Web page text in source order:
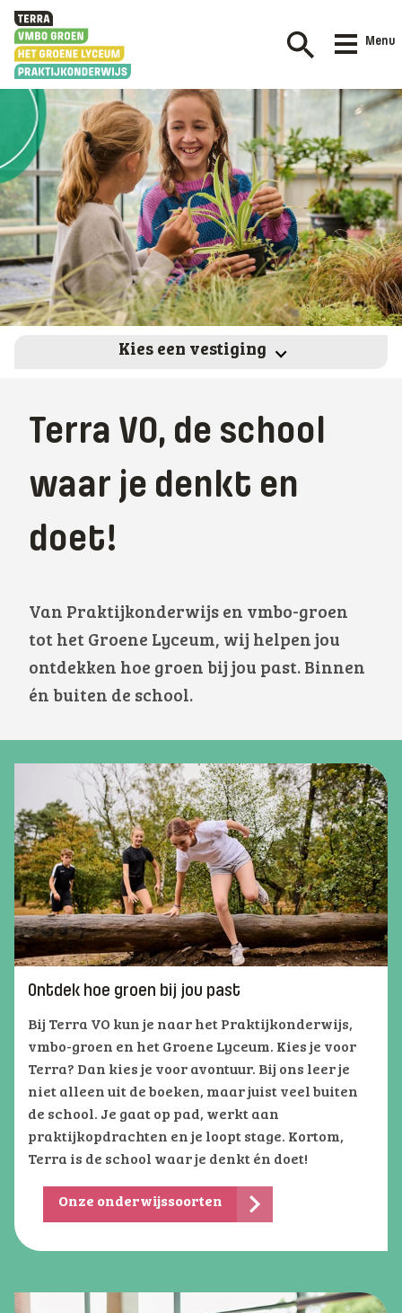
Menu
Kies een vestiging
Terra VO, de school
waar je denkt en
doet!
Van Praktijkonderwijs en vmbo-groen
tot het Groene Lyceum, wij helpen jou
ontdekken hoe groen bij jou past. Binnen
én buiten de school.
Ontdek hoe groen bij jou past
Bij Terra VO kun je naar het Praktijkonderwijs,
vmbo-groen en het Groene Lyceum. Kies je voor
Terra? Dan kies je voor avontuur. Bij ons leer je
niet alleen uit de boeken, maar juist veel buiten
de school. Je gaat op pad, werkt aan
praktijkopdrachten en je loopt stage. Kortom,
Terra is de school waar je denkt én doet!
Onze onderwijssoorten